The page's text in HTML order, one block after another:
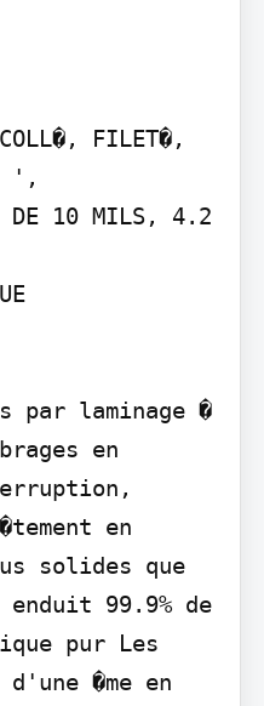
COLL�, FILET�,
',
DE 10 MILS, 4.2
par laminage �
en
en
solides que
99.9% de
pur Les
�me en